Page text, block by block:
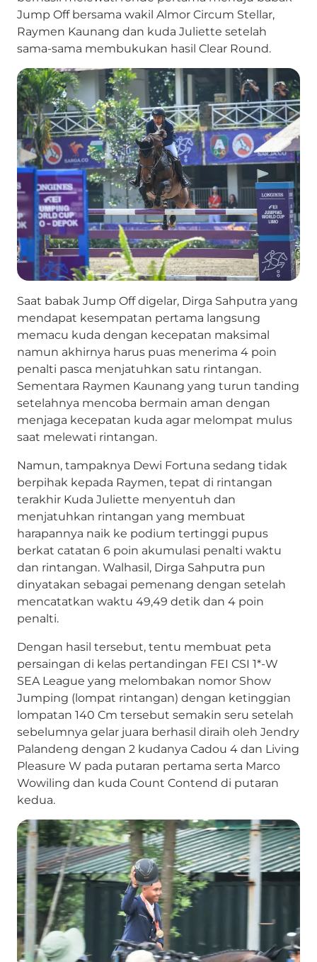
Jump Off bersama wakil Almor Circum Stellar,
Raymen Kaunang dan kuda Juliette setelah
sama-sama membukukan hasil Clear Round.
Saat babak Jump Off digelar, Dirga Sahputra yang
mendapat kesempatan pertama langsung
memacu kuda dengan kecepatan maksimal
namun akhirnya harus puas menerima 4 poin
penalti pasca menjatuhkan satu rintangan.
Sementara Raymen Kaunang yang turun tanding
setelahnya mencoba bermain aman dengan
menjaga kecepatan kuda agar melompat mulus
saat melewati rintangan.
Namun, tampaknya Dewi Fortuna sedang tidak
berpihak kepada Raymen, tepat di rintangan
terakhir Kuda Juliette menyentuh dan
menjatuhkan rintangan yang membuat
harapannya naik ke podium tertinggi pupus
berkat catatan 6 poin akumulasi penalti waktu
dan rintangan. Walhasil, Dirga Sahputra pun
dinyatakan sebagai pemenang dengan setelah
mencatatkan waktu 49,49 detik dan 4 poin
penalti.
Dengan hasil tersebut, tentu membuat peta
persaingan di kelas pertandingan FEI CSI 1*-W
SEA League yang melombakan nomor Show
Jumping (lompat rintangan) dengan ketinggian
lompatan 140 Cm tersebut semakin seru setelah
sebelumnya gelar juara berhasil diraih oleh Jendry
Palandeng dengan 2 kudanya Cadou 4 dan Living
Pleasure W pada putaran pertama serta Marco
Wowiling dan kuda Count Contend di putaran
kedua.